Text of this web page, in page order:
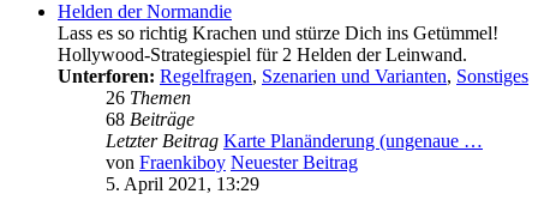
Helden der Normandie
Lass es so richtig Krachen und stürze Dich ins Getümmel!
Hollywood-Strategiespiel für 2 Helden der Leinwand.
Unterforen: Regelfragen, Szenarien und Varianten, Sonstiges
26 Themen
68 Beiträge
Letzter Beitrag Karte Planänderung (ungenaue …
von Fraenkiboy Neuester Beitrag
5. April 2021, 13:29